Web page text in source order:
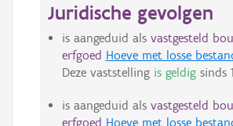
Juridische gevolgen
is aangeduid als vastgesteld
erfgoed Hoeve met losse
Deze vaststelling is geldigsinds
is aangeduid als vastgesteld
erfgoed Hoeve met losse